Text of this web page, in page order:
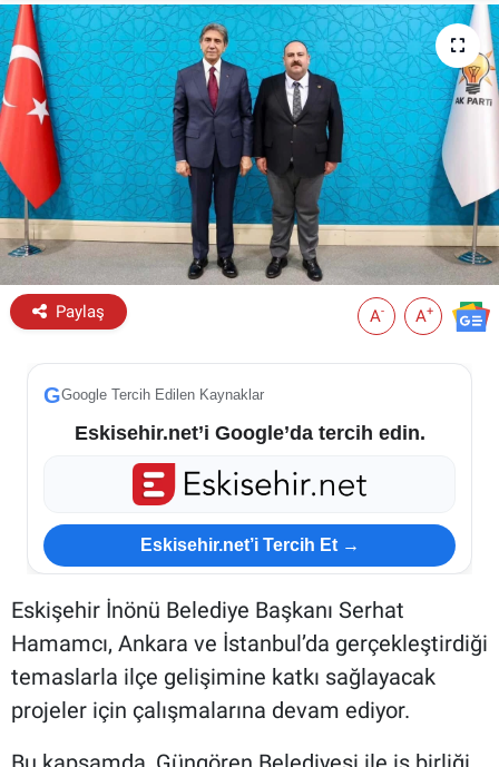
Paylaş A- A+
GGoogle Tercih Edilen Kaynaklar
Eskisehir.net’i Google’da tercih edin.
Eskisehir.net’i Tercih Et →
Eskişehir İnönü Belediye Başkanı Serhat
Hamamcı, Ankara ve İstanbul’da gerçekleştirdiği
temaslarla ilçe gelişimine katkı sağlayacak
projeler için çalışmalarına devam ediyor.
Eskişehir Haber İçerikleri
Eskişehir Hava Durumu
Eskişehir Tramvay Saatleri
Eskişehir Otobüs Saatleri